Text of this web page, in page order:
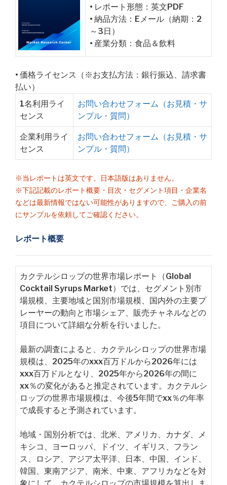
• レポート形態：英文PDF
• 納品方法：Eメール（納期：2
～3日）
• 産業分類：食品＆飲料
• 価格ライセンス（※お支払方法：銀行振込、請求書
払い）
1名利用ライ
センス
お問い合わせフォーム（お見積・サ
ンプル・質問）
企業利用ライ
センス
お問い合わせフォーム（お見積・サ
ンプル・質問）
※当レポートは英文です。日本語版はありません。
※下記記載のレポート概要・目次・セグメント項目・企業名
などは最新情報ではない可能性がありますので、ご購入の前
にサンプルを依頼してご確認ください。
レポート概要
カクテルシロップの世界市場レポート（Global
Cocktail Syrups Market）では、セグメント別市
場規模、主要地域と国別市場規模、国内外の主要プ
レーヤーの動向と市場シェア、販売チャネルなどの
項目について詳細な分析を行いました。
最新の調査によると、カクテルシロップの世界市場
規模は、2025年のxxx百万ドルから2026年には
xxx百万ドルとなり、2025年から2026年の間に
xx％の変化があると推定されています。カクテルシ
ロップの世界市場規模は、今後5年間でxx％の年率
で成長すると予測されています。
地域・国別分析では、北米、アメリカ、カナダ、メ
キシコ、ヨーロッパ、ドイツ、イギリス、フラン
ス、ロシア、アジア太平洋、日本、中国、インド、
韓国、東南アジア、南米、中東、アフリカなどを対